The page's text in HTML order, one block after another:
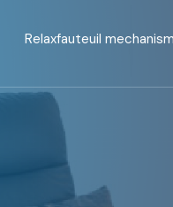
Relaxfauteuil